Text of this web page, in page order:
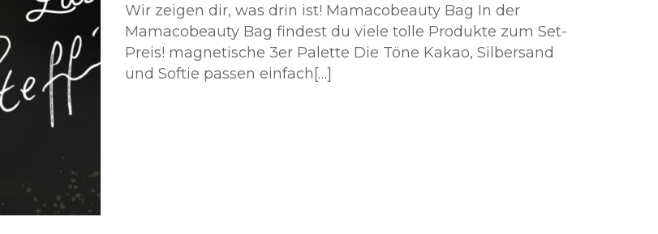
Wir zeigen dir, was drin ist! Mamacobeauty Bag In der
Mamacobeauty Bag findest du viele tolle Produkte zum Set-
Preis! magnetische 3er Palette Die Töne Kakao, Silbersand
und Softie passen einfach[…]